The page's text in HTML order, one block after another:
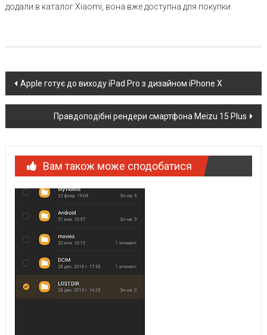
додали в каталог Xiaomi, вона вже доступна для покупки.
Post
navigation
Apple готує до виходу iPad Pro з дизайном iPhone X
Правдоподібні рендери смартфона Meizu 15 Plus
Вам також може сподобатися